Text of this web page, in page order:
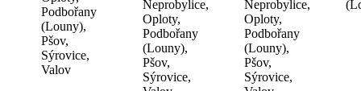
Podbořany
(Louny),
Pšov,
Sýrovice,
Valov
Neprobylice,
Oploty,
Podbořany
(Louny),
Pšov,
Sýrovice,
Neprobylice,
Oploty,
Podbořany
(Louny),
Pšov,
Sýrovice,